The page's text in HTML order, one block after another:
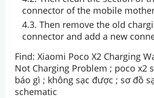
connector of the mobile
Then remove the old
connector and add a new
Find: Xiaomi Poco X2 Charging
Not Charging Problem ; poco x2
báo gì ; không sạc được ; sơ đồ
schematic